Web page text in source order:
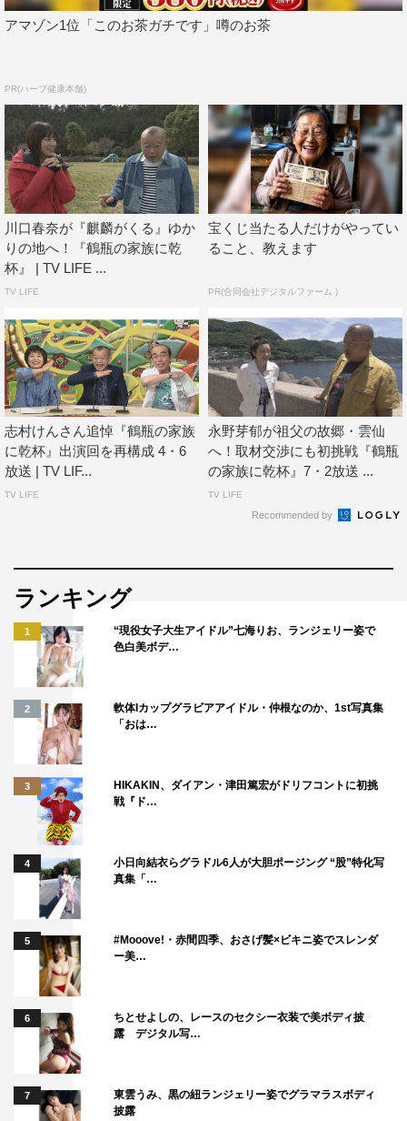
2020年10月5日（月）後7・30～8・42
この記事の写真
アマゾン1位「このお茶ガチです」噂のお茶
PR(ハーブ健康本舗)
川口春奈が『麒麟がくる』ゆか
りの地へ！『鶴瓶の家族に乾
杯』 | TV LIFE ...
TV LIFE
宝くじ当たる人だけがやってい
ること、教えます
PR(合同会社デジタルファーム )
志村けんさん追悼『鶴瓶の家族
に乾杯』出演回を再構成 4・6
放送 | TV LIF...
TV LIFE
永野芽郁が祖父の故郷・雲仙
へ！取材交渉にも初挑戦『鶴瓶
の家族に乾杯』7・2放送 ...
TV LIFE
Recommended by
ランキング
1
“現役女子大生アイドル”七海りお、ランジェリー姿で
色白美ボデ…
2
軟体Iカップグラビアアイドル・仲根なのか、1st写真集
「おは…
3
HIKAKIN、ダイアン・津田篤宏がドリフコントに初挑
戦『ド…
4
小日向結衣らグラドル6人が大胆ポージング “股”特化写
真集「…
5
#Mooove!・赤間四季、おさげ髪×ビキニ姿でスレンダ
ー美…
6
ちとせよしの、レースのセクシー衣装で美ボディ披
露 デジタル写…
7
東雲うみ、黒の紐ランジェリー姿でグラマラスボディ
披露